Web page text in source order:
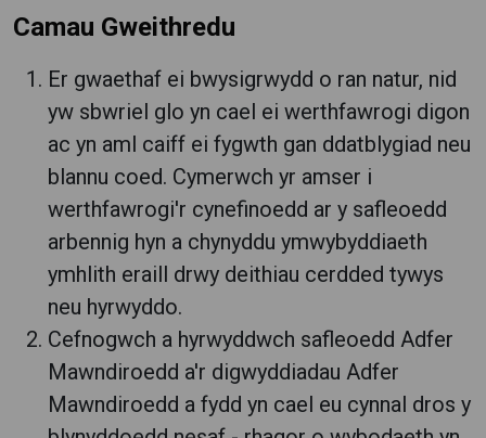
Camau Gweithredu
Er gwaethaf ei bwysigrwydd o ran natur, nid
yw sbwriel glo yn cael ei werthfawrogi digon
ac yn aml caiff ei fygwth gan ddatblygiad neu
blannu coed. Cymerwch yr amser i
werthfawrogi'r cynefinoedd ar y safleoedd
arbennig hyn a chynyddu ymwybyddiaeth
ymhlith eraill drwy deithiau cerdded tywys
neu hyrwyddo.
Cefnogwch a hyrwyddwch safleoedd Adfer
Mawndiroedd a'r digwyddiadau Adfer
Mawndiroedd a fydd yn cael eu cynnal dros y